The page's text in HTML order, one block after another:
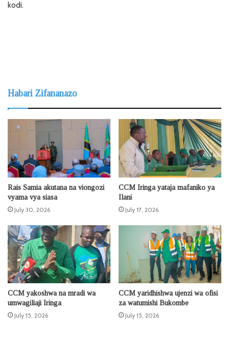
kodi.
Habari Zifananazo
Rais Samia akutana na viongozi
vyama vya siasa
July 30, 2026
CCM Iringa yataja mafaniko ya
Ilani
July 17, 2026
CCM yakoshwa na mradi wa
umwagiliaji Iringa
July 15, 2026
CCM yaridhishwa ujenzi wa ofisi
za watumishi Bukombe
July 15, 2026